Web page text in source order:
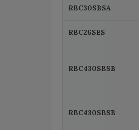
RBC30SBSA
RBC26SES
RBC430SBSB
RBC430SBSB